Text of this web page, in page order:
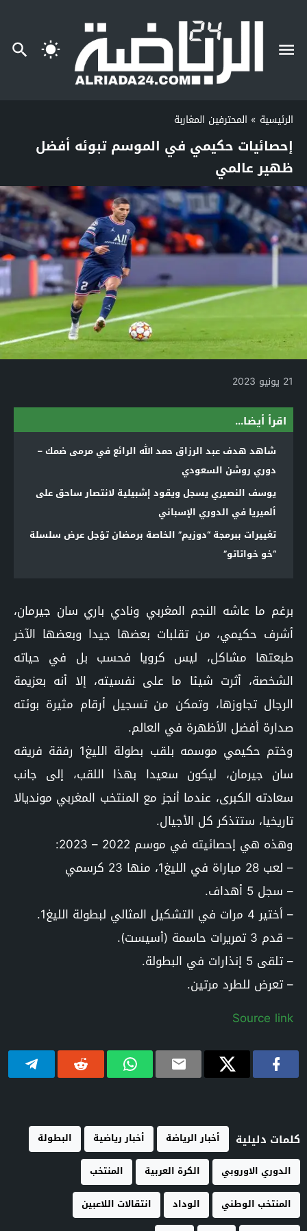
الرئيسية » المحترفين المغاربة
إحصائيات حكيمي في الموسم تبوئه أفضل
ظهير عالمي
21 يونيو 2023
اقرأ أيضا...
شاهد هدف عبد الرزاق حمد الله الرائع في مرمى ضمك –
دوري روشن السعودي
يوسف النصيري يسجل ويقود إشبيلية لانتصار ساحق على
ألميريا في الدوري الإسباني
تغييرات ببرمجة “دوزيم” الخاصة برمضان تؤجل عرض سلسلة
“خو خواتاتو”
برغم ما عاشه النجم المغربي ونادي باري سان جيرمان،
أشرف حكيمي، من تقلبات بعضها جيدا وبعضها الآخر
طبعتها مشاكل، ليس كرويا فحسب بل في حياته
الشخصة، أثرت شيئا ما على نفسيته، إلا أنه بعزيمة
الرجال تجاوزها، وتمكن من تسجيل أرقام مثيرة بوئته
صدارة أفضل الأظهرة في العالم.
وختم حكيمي موسمه بلقب بطولة الليغ1 رفقة فريقه
سان جيرمان، ليكون سعيدا بهذا اللقب، إلى جانب
سعادته الكبرى، عندما أنجز مع المنتخب المغربي مونديالا
تاريخيا، ستتذكر كل الأجيال.
وهذه هي إحصائيته في موسم 2022 – 2023:
– لعب 28 مباراة في الليغ1، منها 23 كرسمي
– سجل 5 أهداف.
– أختير 4 مرات في التشكيل المثالي لبطولة الليغ1.
– قدم 3 تمريرات حاسمة (أسيست).
– تلقى 5 إنذارات في البطولة.
– تعرض للطرد مرتين.
Source link
كلمات دليلية أخبار الرياضة أخبار رياضية
البطولة
الدوري الاوروبي
الكرة العربية
المنتخب
المنتخب الوطني
الوداد
انتقالات اللاعبين